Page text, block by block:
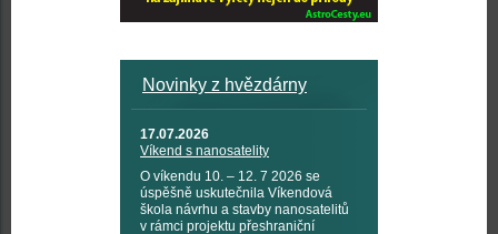
Novinky z hvězdárny
17.07.2026
Víkend s nanosatelity
O víkendu 10. – 12. 7 2026 se
úspěšně uskutečnila Víkendová
škola návrhu a stavby nanosatelitů
v rámci projektu přeshraniční